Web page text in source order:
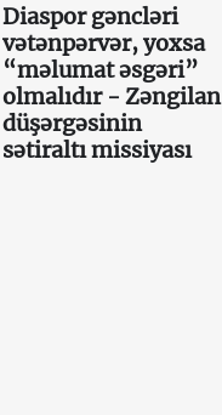
Diaspor gəncləri
vətənpərvər, yoxsa
“məlumat əsgəri”
olmalıdır - Zəngilan
düşərgəsinin
sətiraltı missiyası